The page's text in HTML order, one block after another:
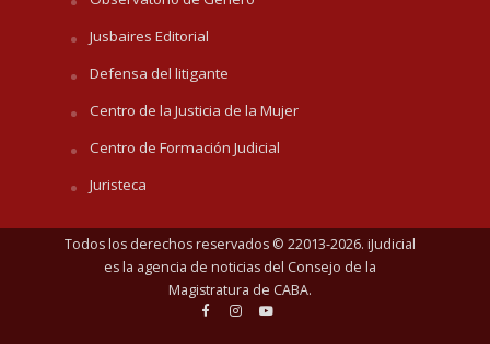
Jusbaires Editorial
Defensa del litigante
Centro de la Justicia de la Mujer
Centro de Formación Judicial
Juristeca
Todos los derechos reservados © 22013-2026. iJudicial
es la agencia de noticias del Consejo de la
Magistratura de CABA.